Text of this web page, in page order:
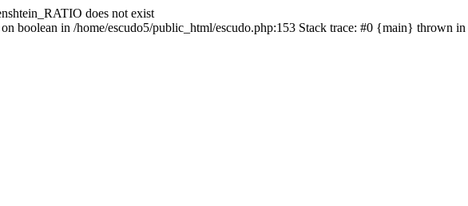
does not exist
boolean in /home/escudo5/public_html/escudo.php:153 Stack trace: #0 {main} thrown in